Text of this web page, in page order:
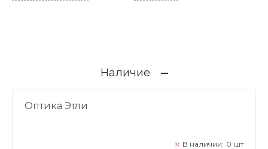
Наличие
Оптика Этли
В наличии: 0 шт